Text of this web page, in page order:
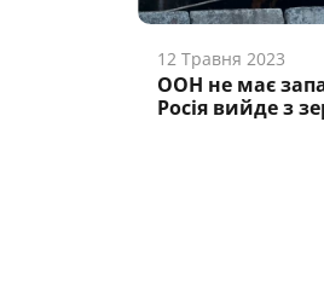
12 Травня 2023
ООН не має
Росія вийде з